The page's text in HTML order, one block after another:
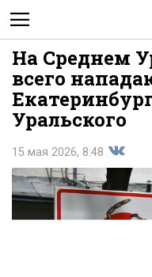
Не
На Среднем
всего
Уральского
15 мая 2026, 8:48